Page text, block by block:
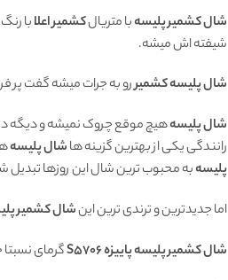
شال کشمیر پلیسهبا متریالکشمیر اعلابا رنگ
شیفته اش میشه.
شال پلیسه کشمیررو به جرات میشه گفت پر
شال پلیسههیچ موقع چروک نمیشه و دیگه
رانندگی یکی از بهترین گزینه هاشال پلیسه
پلیسهبه محبوب ترین شال این روزها تبدیل
اما جدیدترین و ترندی ترین اینشال کشمیر
شال کشمیر پلیسه پاییزه S5706
گرمای